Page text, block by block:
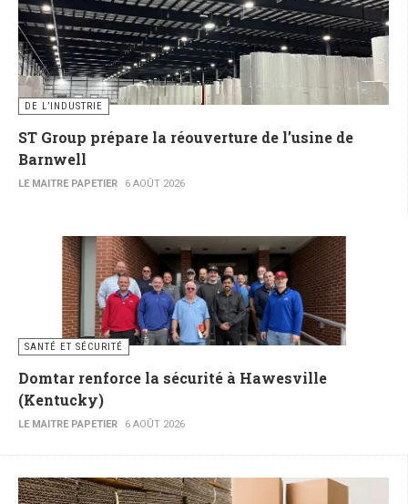
DE L’INDUSTRIE
ST Group prépare la réouverture de l’usine de
Barnwell
LE MAITRE PAPETIER 6 AOÛT 2026
SANTÉ ET SÉCURITÉ
Domtar renforce la sécurité à Hawesville
(Kentucky)
LE MAITRE PAPETIER 6 AOÛT 2026